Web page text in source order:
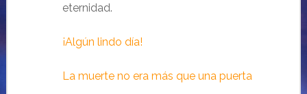
eternidad.
¡Algún lindo día!
La muerte no era más que una puerta